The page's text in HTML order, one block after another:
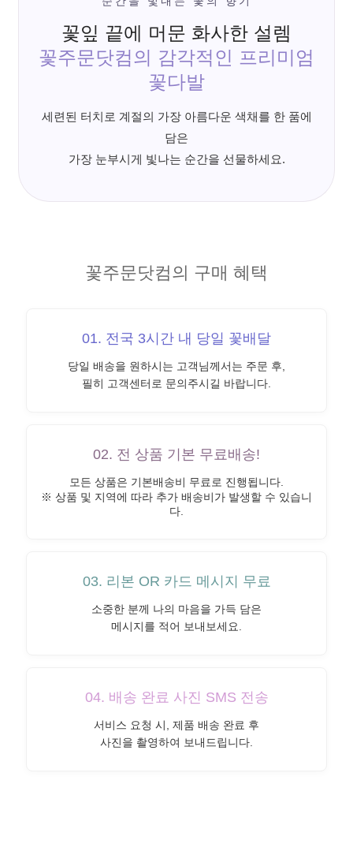
꽃잎 끝에 머문 화사한 설렘
꽃주문닷컴의 감각적인 프리미엄
꽃다발
세련된 터치로 계절의 가장 아름다운 색채를 한 품에
담은
가장 눈부시게 빛나는 순간을 선물하세요.
꽃주문닷컴의 구매 혜택
01. 전국 3시간 내 당일 꽃배달
당일 배송을 원하시는 고객님께서는 주문 후,
필히 고객센터로 문의주시길 바랍니다.
02. 전 상품 기본 무료배송!
모든 상품은 기본배송비 무료로 진행됩니다.
※ 상품 및 지역에 따라 추가 배송비가 발생할 수 있습니
다.
03. 리본 OR 카드 메시지 무료
소중한 분께 나의 마음을 가득 담은
메시지를 적어 보내보세요.
04. 배송 완료 사진 SMS 전송
서비스 요청 시, 제품 배송 완료 후
사진을 촬영하여 보내드립니다.